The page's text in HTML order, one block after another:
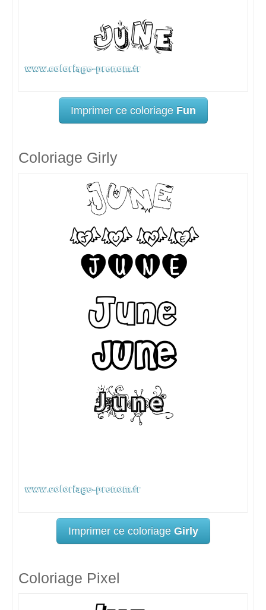
Imprimer ce coloriage Fun
Coloriage Girly
Imprimer ce coloriage Girly
Coloriage Pixel